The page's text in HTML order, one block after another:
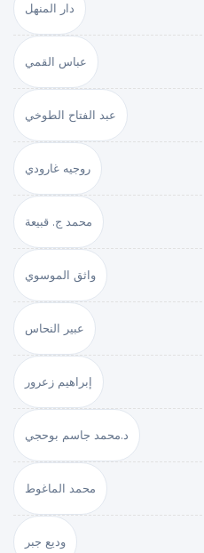
دار المنهل
عباس القمي
عبد الفتاح الطوخي
روجيه غارودي
محمد ج. قبيعة
واثق الموسوي
عبير النحاس
إبراهيم زعرور
د.محمد جاسم بوحجي
محمد الماغوط
وديع جبر